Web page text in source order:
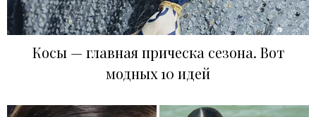
Косы — главная прическа сезона. Вот
модных 10 идей